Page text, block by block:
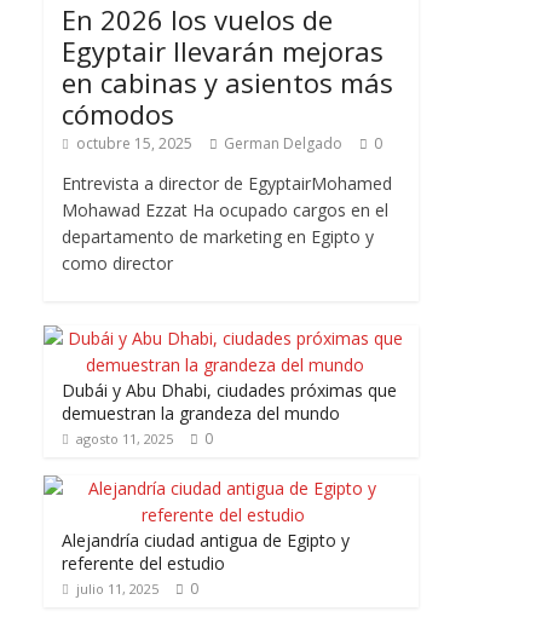
En 2026 los vuelos de
Egyptair llevarán mejoras
en cabinas y asientos más
cómodos
octubre 15, 2025 German Delgado 0
Entrevista a director de EgyptairMohamed
Mohawad Ezzat Ha ocupado cargos en el
departamento de marketing en Egipto y
como director
Dubái y Abu Dhabi, ciudades próximas que
demuestran la grandeza del mundo
agosto 11, 2025 0
Alejandría ciudad antigua de Egipto y
referente del estudio
julio 11, 2025 0